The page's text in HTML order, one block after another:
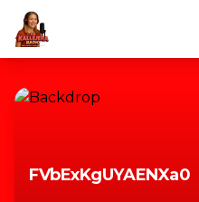
FVbExKgUYAENXa0